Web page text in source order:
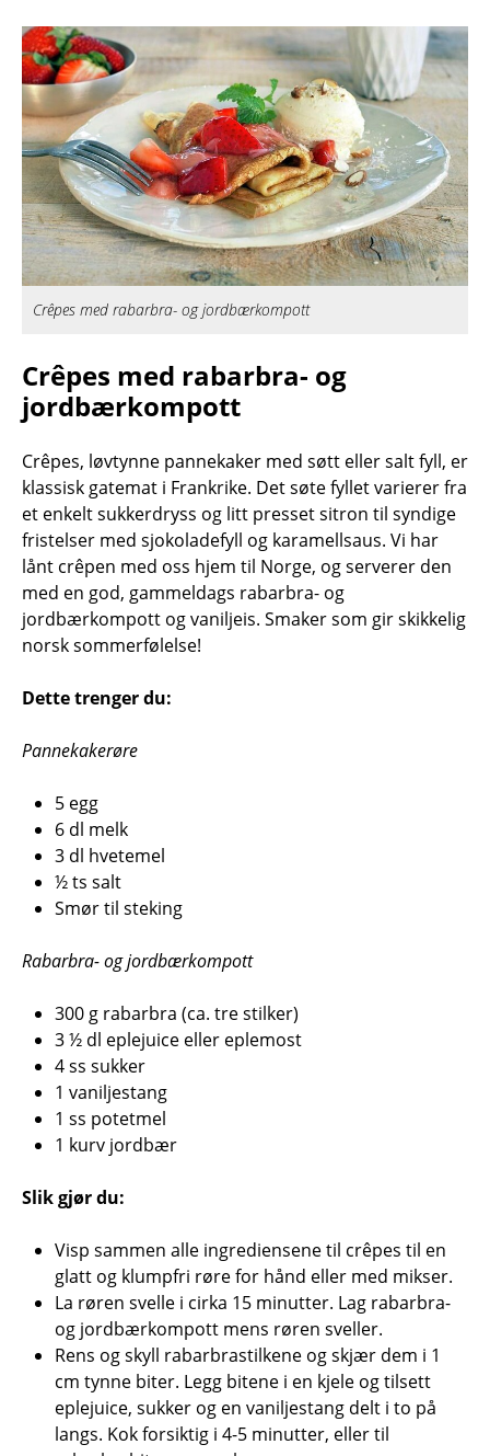
Crêpes med rabarbra- og jordbærkompott
Crêpes med rabarbra- og
jordbærkompott
Crêpes, løvtynne pannekaker med søtt eller salt fyll, er
klassisk gatemat i Frankrike. Det søte fyllet varierer fra
et enkelt sukkerdryss og litt presset sitron til syndige
fristelser med sjokoladefyll og karamellsaus. Vi har
lånt crêpen med oss hjem til Norge, og serverer den
med en god, gammeldags rabarbra- og
jordbærkompott og vaniljeis. Smaker som gir skikkelig
norsk sommerfølelse!
Dette trenger du:
Pannekakerøre
5 egg
6 dl melk
3 dl hvetemel
½ ts salt
Smør til steking
Rabarbra- og jordbærkompott
300 g rabarbra (ca. tre stilker)
3 ½ dl eplejuice eller eplemost
4 ss sukker
1 vaniljestang
1 ss potetmel
1 kurv jordbær
Slik gjør du:
Visp sammen alle ingrediensene til crêpes til en
glatt og klumpfri røre for hånd eller med mikser.
La røren svelle i cirka 15 minutter. Lag rabarbra-
og jordbærkompott mens røren sveller.
Rens og skyll rabarbrastilkene og skjær dem i 1
cm tynne biter. Legg bitene i en kjele og tilsett
eplejuice, sukker og en vaniljestang delt i to på
langs. Kok forsiktig i 4-5 minutter, eller til